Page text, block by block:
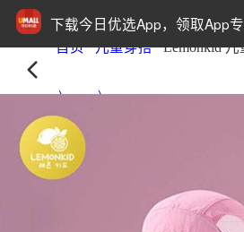
下载今日优选App，领取App
首页 儿童穿搭